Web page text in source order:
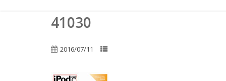
41030
2016/07/11